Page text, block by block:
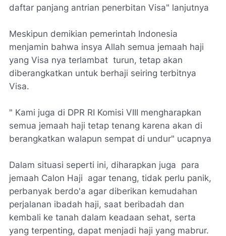
daftar panjang antrian penerbitan Visa" lanjutnya
Meskipun demikian pemerintah Indonesia
menjamin bahwa insya Allah semua jemaah haji
yang Visa nya terlambat turun, tetap akan
diberangkatkan untuk berhaji seiring terbitnya
Visa.
" Kami juga di DPR RI Komisi VIII mengharapkan
semua jemaah haji tetap tenang karena akan di
berangkatkan walapun sempat di undur" ucapnya
Dalam situasi seperti ini, diharapkan juga para
jemaah Calon Haji agar tenang, tidak perlu panik,
perbanyak berdo'a agar diberikan kemudahan
perjalanan ibadah haji, saat beribadah dan
kembali ke tanah dalam keadaan sehat, serta
yang terpenting, dapat menjadi haji yang mabrur.